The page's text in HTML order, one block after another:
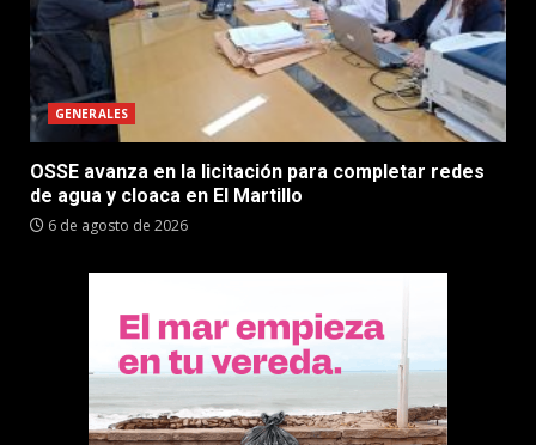
GENERALES
OSSE avanza en la licitación para completar redes
de agua y cloaca en El Martillo
6 de agosto de 2026